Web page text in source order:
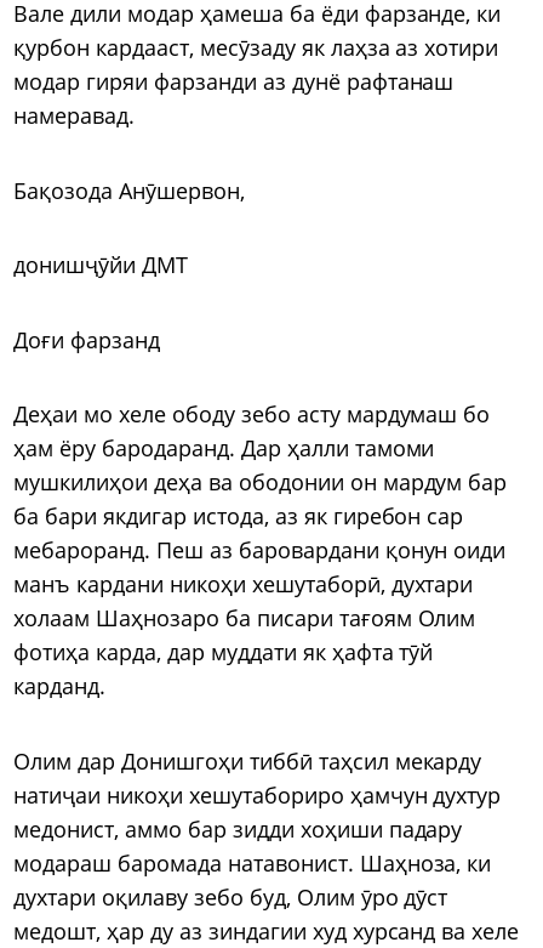
Вале дили модар ҳамеша ба ёди фарзанде, ки
қурбон кардааст, месӯзаду як лаҳза аз хотири
модар гиряи фарзанди аз дунё рафтанаш
намеравад.
Бақозода Анӯшервон,
донишҷӯйи ДМТ
Доғи фарзанд
Деҳаи мо хеле ободу зебо асту мардумаш бо
ҳам ёру бародаранд. Дар ҳалли тамоми
мушкилиҳои деҳа ва ободонии он мардум бар
ба бари якдигар истода, аз як гиребон сар
мебароранд. Пеш аз баровардани қонун оиди
манъ кардани никоҳи хешутаборӣ, духтари
холаам Шаҳнозаро ба писари тағоям Олим
фотиҳа карда, дар муддати як ҳафта тӯй
карданд.
Олим дар Донишгоҳи тиббӣ таҳсил мекарду
натиҷаи никоҳи хешутабориро ҳамчун духтур
медонист, аммо бар зидди хоҳиши падару
модараш баромада натавонист. Шаҳноза, ки
духтари оқилаву зебо буд, Олим ӯро дӯст
медошт, ҳар ду аз зиндагии худ хурсанд ва хеле